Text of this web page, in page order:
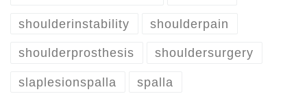
shoulderinstability shoulderpain
shoulderprosthesis shouldersurgery
slaplesionspalla spalla